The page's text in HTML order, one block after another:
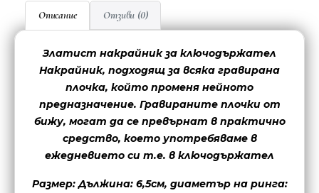
Описание Отзиви (0)
Златист накрайник за ключодържател
Накрайник, подходящ за всяка гравирана
плочка, който променя нейното
предназначение. Гравираните плочки от
бижу, могат да се превърнат в практично
средство, което употребяваме в
ежедневието си т.е. в ключодържател
Размер: Дължина: 6,5см, диаметър на ринга: